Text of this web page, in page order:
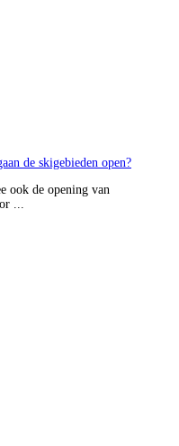
de skigebieden open?
ook de opening van
...